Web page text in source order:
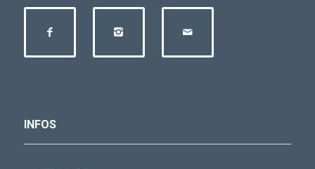
INFOS